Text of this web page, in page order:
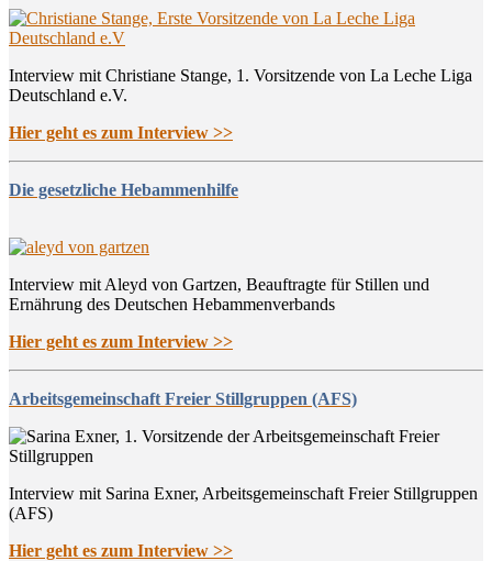
Interview mit Christiane Stange, 1. Vorsitzende von La Leche Liga
Deutschland e.V.
Hier geht es zum Interview >>
Die gesetzliche Hebammenhilfe
Interview mit Aleyd von Gartzen, Beauftragte für Stillen und
Ernährung des Deutschen Hebammenverbands
Hier geht es zum Interview >>
Arbeitsgemeinschaft Freier Stillgruppen (AFS)
Interview mit Sarina Exner, Arbeitsgemeinschaft Freier Stillgruppen
(AFS)
Hier geht es zum Interview >>